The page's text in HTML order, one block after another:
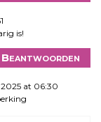
is!
Beantwoorden
at 06:30